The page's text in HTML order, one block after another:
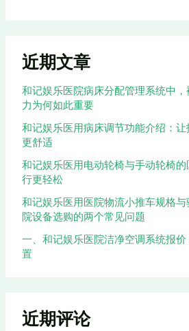
近期文章
和记娱乐医院病床分配管理系统中
力为何如此重要
和记娱乐医用病床调节功能介绍：
更舒适
和记娱乐医用电动轮椅与手动轮椅
行更轻松
和记娱乐医用医院物流小推车规格
院设备选购的两个常见问题
一、和记娱乐医院洁净空调系统报
置
近期评论